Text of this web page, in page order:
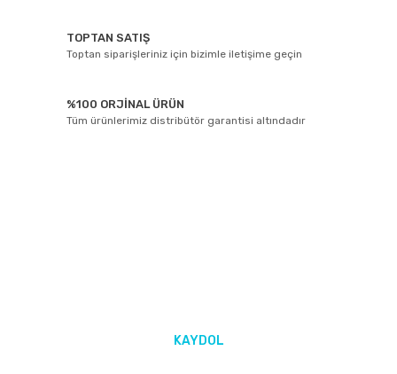
TOPTAN SATIŞ
Toptan siparişleriniz için bizimle iletişime geçin
%100 ORJİNAL ÜRÜN
Tüm ürünlerimiz distribütör garantisi altındadır
KAYDOL